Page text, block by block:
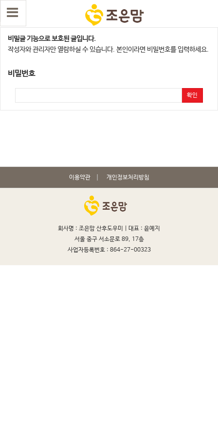
용산,서대문지점
비밀글 기능으로 보호된 글입니다.
작성자와 관리자만 열람하실 수 있습니다. 본인이라면 비밀번호를 입력하세요.
비밀번호
확인
이용약관 개인정보처리방침
회사명 : 조은맘 산후도우미 | 대표 : 윤예지
서울 중구 서소문로 89, 17층
사업자등록번호 : 864-27-00323